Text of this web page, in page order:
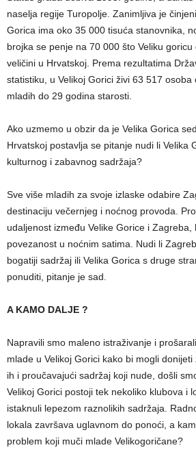
naselja regije Turopolje. Zanimljiva je
Gorica ima oko 35 000 tisuća stanovnika,
brojka se penje na 70 000 što Veliku
veličini u Hrvatskoj. Prema rezultatima
statistiku, u Velikoj Gorici živi 63 517
mladih do 29 godina starosti.
Ako uzmemo u obzir da je Velika Gorica
Hrvatskoj postavlja se pitanje nudi li Velika
kulturnog i zabavnog sadržaja?
Sve više mladih za svoje izlaske odabire
destinaciju večernjeg i noćnog provoda.
udaljenost između Velike Gorice i
povezanost u noćnim satima. Nudi li
bogatiji sadržaj ili Velika Gorica s druge
ponuditi, pitanje je sad.
A KAMO DALJE ?
Napravili smo maleno istraživanje i
mlade u Velikoj Gorici kako bi mogli
ih i proučavajući sadržaj koji nude, došli
Velikoj Gorici postoji tek nekoliko klubova i
istaknuli lepezom raznolikih sadržaja.
lokala završava uglavnom do ponoći, a
problem koji muči mlade Velikogoričane?